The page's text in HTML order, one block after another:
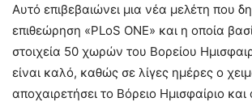
Αυτό επιβεβαιώνει μια νέα μελέτη που
επιθεώρηση «PLoS ONE» και η οποία
στοιχεία 50 χωρών του Βορείου
είναι καλό, καθώς σε λίγες ημέρες ο
αποχαιρετήσει το Βόρειο Ημισφαίριο και